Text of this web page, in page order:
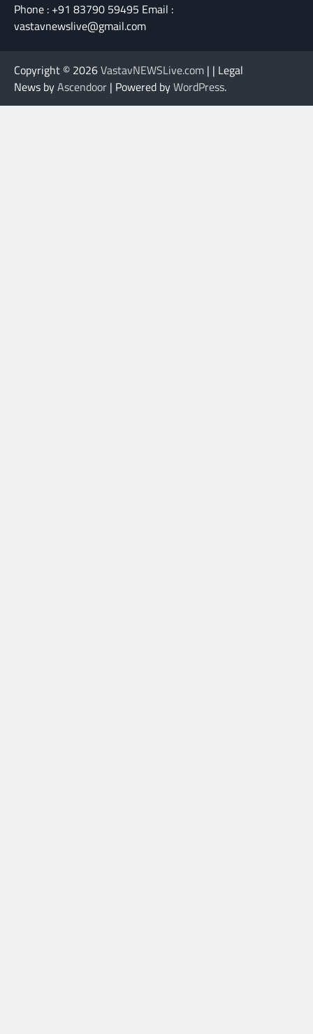
Phone : +91 83790 59495 Email :
vastavnewslive@gmail.com
Copyright © 2026VastavNEWSLive.com | | Legal
News byAscendoor | Powered byWordPress.